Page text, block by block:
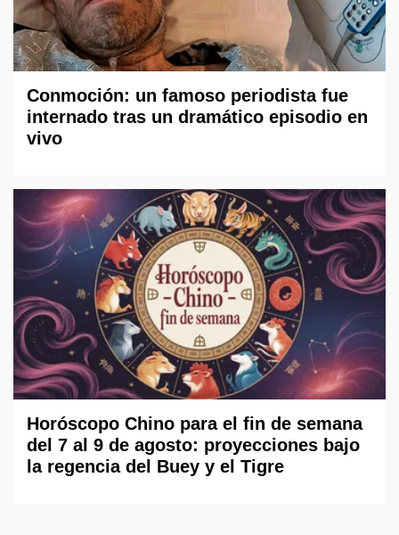
Conmoción: un famoso periodista fue
internado tras un dramático episodio en
vivo
Horóscopo Chino para el fin de semana
del 7 al 9 de agosto: proyecciones bajo
la regencia del Buey y el Tigre